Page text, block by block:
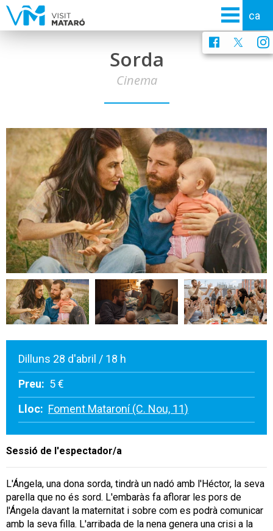
Sorda
Cinema
Dilluns 28 d'abril / 18 h
Preu: 5 €
Lloc: Foment Mataroní (C. Nou, 11)
Sessió de l'espectador/a
L'Ángela, una dona sorda, tindrà un nadó amb l'Héctor, la seva
parella que no és sord. L'embaràs fa aflorar les pors de
l'Ángela davant la maternitat i sobre com es podrà comunicar
amb la seva filla. L'arribada de la nena genera una crisi a la